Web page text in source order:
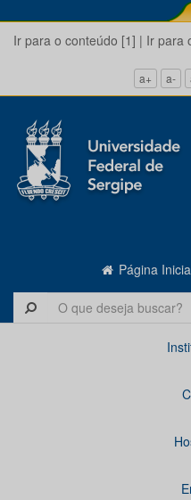
Ir para o conteúdo [1] | Ir para
a+ a-
Página